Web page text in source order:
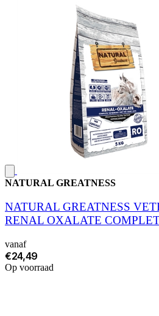
NATURAL GREATNESS
NATURAL GREATNESS
RENAL OXALATE
vanaf
€24,49
Op voorraad